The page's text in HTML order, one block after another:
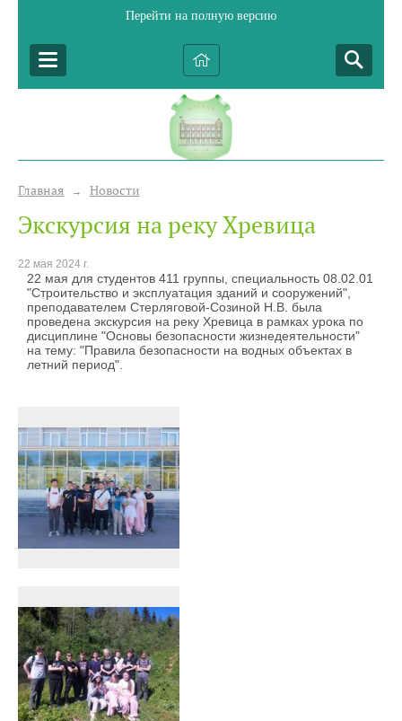
Перейти на полную версию
Главная → Новости
Экскурсия на реку Хревица
22 мая 2024 г.
22 мая для студентов 411 группы, специальность 08.02.01
"Строительство и эксплуатация зданий и сооружений",
преподавателем Стерляговой-Созиной Н.В. была
проведена экскурсия на реку Хревица в рамках урока по
дисциплине "Основы безопасности жизнедеятельности"
на тему: "Правила безопасности на водных объектах в
летний период".